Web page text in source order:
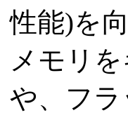
性能)を
メモリ
や、フ